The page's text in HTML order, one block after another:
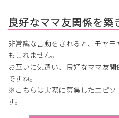
良好なママ友関係を築
非常識な言動をされると、モヤ
もしれません。
お互いに気遣い、良好なママ友
ですね。
※こちらは実際に募集したエピソ
す。